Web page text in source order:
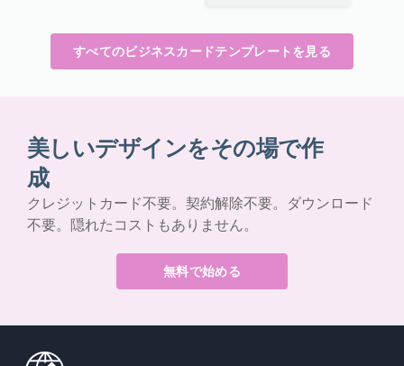
すべてのビジネスカードテンプレートを見る
美しいデザインをその場で作
成
クレジットカード不要。契約解除不要。ダウンロード
不要。隠れたコストもありません。
無料で始める